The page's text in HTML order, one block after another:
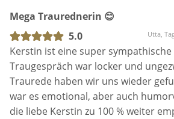
Auch bei der Liederauswahl war sie
und wir konnten hier unsere
einbringen, welche sie mit ihrer
dann gefühlvoll umgesetzt hat.
Einige der Gäste meinten, sie
Emotionen mit ihrer Stimme, sodass
trocken blieb.
Anders als ursprünglich geplant,
organisatorischen Gründen die
Begleitung räumlich (von innen
werden, was für Kerstin überhaupt
darstellte. Zudem ist sie auf alle
Mega Traurednerin 😊
5.0
Utta,
Kerstin ist eine super sympathische
Traugespräch war locker und
Traurede haben wir uns wieder
war es emotional, aber auch
die liebe Kerstin zu 100 % weiter